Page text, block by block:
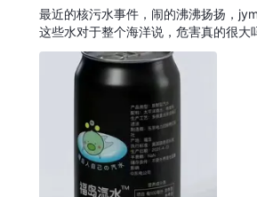
最近的核污水事件，闹的沸沸扬扬，
这些水对于整个海洋说，危害真的很大